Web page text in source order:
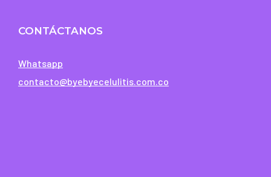
CONTÁCTANOS
Whatsapp
contacto@byebyecelulitis.com.co